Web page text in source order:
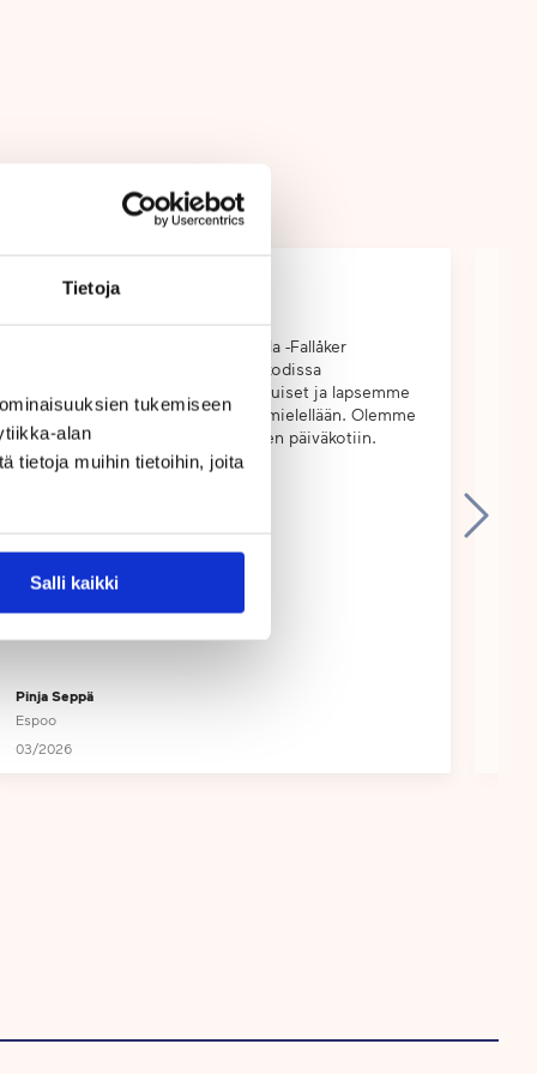
Tietoja
tukemiseen
alan
tietoja muihin tietoihin, joita
Salli kaikki
Voin lämpimästi suositella Touhula -Fallåker
päiväkotia muille perheille! Päiväkodissa
työskentelee ammattitaitoiset aikuiset ja lapsemme
menevät päiväkotiin aina todella mielellään. Olemme
olleet erittäin tyytyväisiä kyseiseen päiväkotiin.
Pinja Seppä
Espoo
03/2026